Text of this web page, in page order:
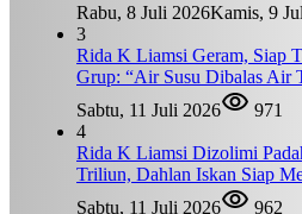
Rabu, 8 Juli 2026Kamis, 9
3
Rida K Liamsi Geram, Siap
Grup: “Air Susu Dibalas Air
Sabtu, 11 Juli 2026
971
4
Rida K Liamsi Dizolimi
Triliun, Dahlan Iskan Siap
Sabtu, 11 Juli 2026
962